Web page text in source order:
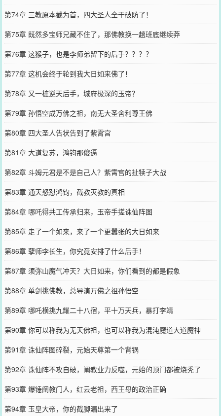
第74章 三教原本截为首，四大圣人全干破防了！
第75章 既然多宝师兄藏不住了，那佛教换一趟班底继续莽
第76章 这猴子，也是李师弟留下的后手？？？？
第77章 这机会终于轮到我大日如来佛了！
第78章 又一桩逆天后手，城府极深的玉帝？
第79章 孙悟空成万佛之祖，南无大圣舍利尊王佛
第80章 四大圣人告状告到了紫霄宫
第81章 大道复苏，鸿钧那傻逼
第82章 斗姆元君是不是自己人？紫霄宫的扯犊子大战
第83章 通天怒怼鸿钧，截教灭教的真相
第84章 哪吒得共工传承归来，玉帝手搓诛仙阵图
第85章 走了一个如来，来了一个更嚣张的大日如来
第86章 孽师李长生，你究竟安排了什么后手！
第87章 须弥山魔气冲天？大日如来，你们看到的都是假象
第88章 单剑挑佛教，总导演万佛之祖孙悟空
第89章 哪吒横挑九耀二十八宿，平十万天兵，暴打李靖
第90章 你可以称我为无天佛祖，也可以称我为混沌魔道大道魔神
第91章 诛仙阵图碎裂，元始天尊第一个背锅
第92章 诛仙阵不攻自破，阐教业力反噬，元始的顶门都被烧秃了
第93章 爆锤阐教门人，红云老祖，西王母的政治正确
第94章 玉皇大帝，你的截脚漏出来了